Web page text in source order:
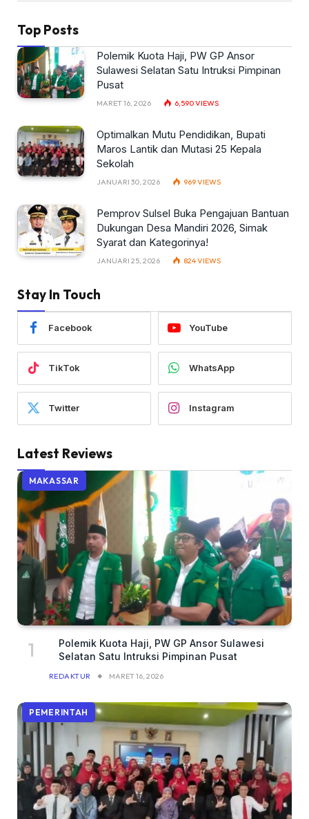
Top Posts
Polemik Kuota Haji, PW GP Ansor
Sulawesi Selatan Satu Intruksi Pimpinan
Pusat
MARET 16, 2026 6,590VIEWS
Optimalkan Mutu Pendidikan, Bupati
Maros Lantik dan Mutasi 25 Kepala
Sekolah
JANUARI 30, 2026 969VIEWS
Pemprov Sulsel Buka Pengajuan Bantuan
Dukungan Desa Mandiri 2026, Simak
Syarat dan Kategorinya!
JANUARI 25, 2026 824VIEWS
Stay In Touch
Facebook YouTube
TikTok WhatsApp
Twitter Instagram
Latest Reviews
MAKASSAR
Polemik Kuota Haji, PW GP Ansor Sulawesi
Selatan Satu Intruksi Pimpinan Pusat
REDAKTUR MARET 16, 2026
PEMERINTAH